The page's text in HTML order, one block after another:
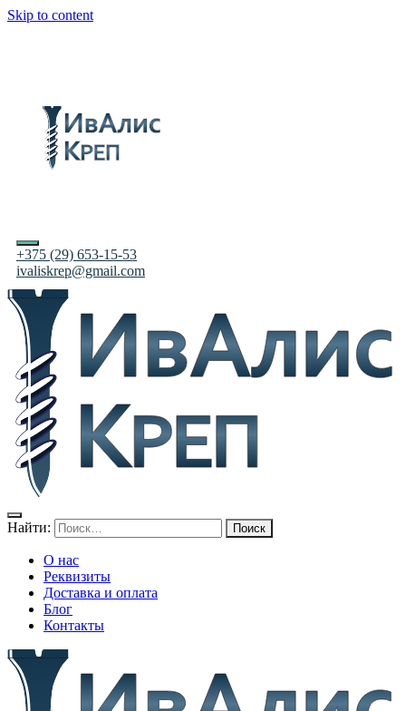
Skip to content
+375 (29) 653-15-53
ivaliskrep@gmail.com
Найти:
О нас
Реквизиты
Доставка и оплата
Блог
Контакты